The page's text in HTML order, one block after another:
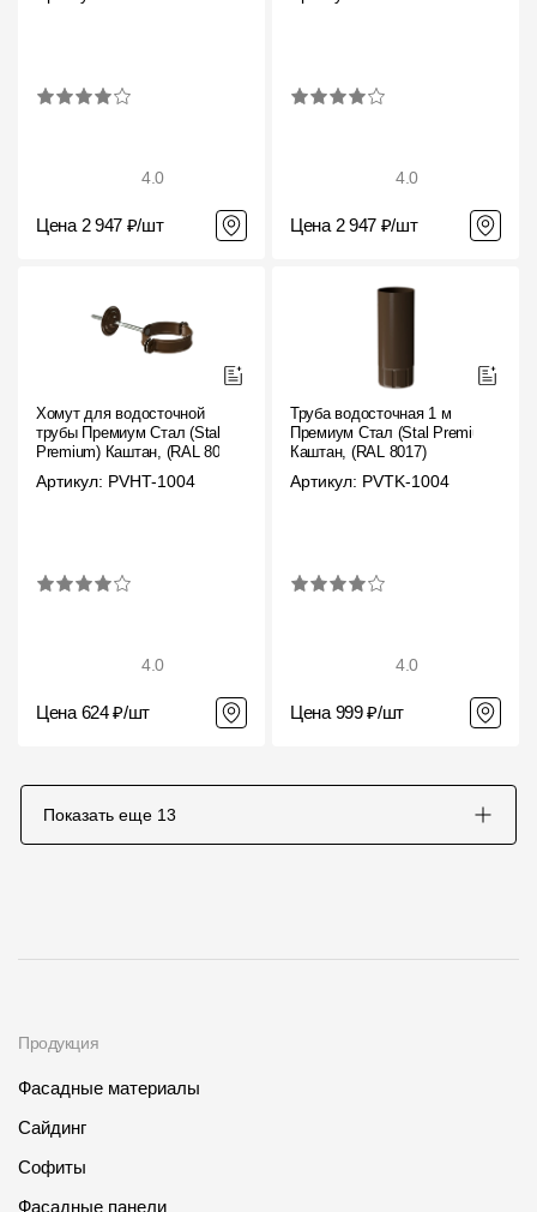
4.0
Цена 2 947 ₽/шт
4.0
Цена 2 947 ₽/шт
Хомут для водосточной
трубы Премиум Стал (Stal
Premium) Каштан, (RAL 8017)
Артикул: PVHT-1004
4.0
Цена 624 ₽/шт
Труба водосточная 1 м
Премиум Стал (Stal Premium)
Каштан, (RAL 8017)
Артикул: PVTK-1004
4.0
Цена 999 ₽/шт
Показать еще 13
Продукция
Фасадные материалы
Сайдинг
Софиты
Фасадные панели